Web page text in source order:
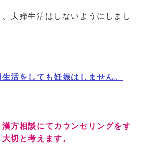
夫婦生活はしないようにしまし
活をしても妊娠はしません。
方相談にてカウンセリングをす
切と考えます。